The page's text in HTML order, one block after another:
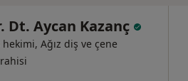
Dt. Aycan Kazanç
hekimi, Ağız diş ve çene